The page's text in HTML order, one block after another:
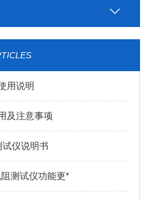
用说明
及注意事项
仪说明书
测试仪功能更*